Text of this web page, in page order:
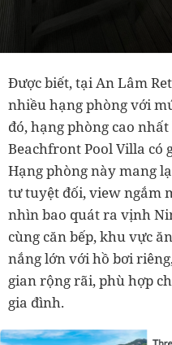
Được biết, tại An Lâm
nhiều hạng phòng với
đó, hạng phòng cao
Beachfront Pool Villa có
Hạng phòng này mang
tư tuyệt đối, view ngắm
nhìn bao quát ra vịnh
cùng căn bếp, khu vực
nắng lớn với hồ bơi
gian rộng rãi, phù hợp
gia đình.